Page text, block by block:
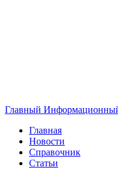
Главный
Главная
Новости
Справочник
Статьи